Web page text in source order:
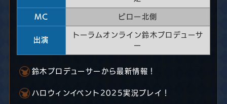
MC ピロー北側
出演
トーラムオンライン鈴木プロデューサ
ー
鈴木プロデューサーから最新情報！
ハロウィンイベント2025実況プレイ！